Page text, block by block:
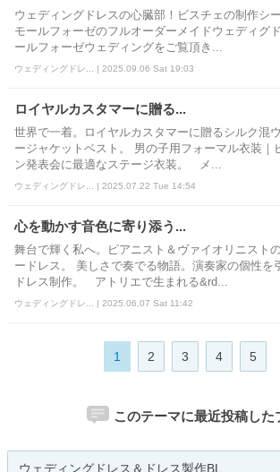
ウェディングドレスの心臓部！ビスチェの制作シ
モールフォーゼのフルオーダーメイドウェディグ
ールフォーゼウェディングをご覧頂き...
ウェディングドレ... | 2025.09.06 Sat 19:03
ロイヤルカスタマーに贈る...
世界で一着。ロイヤルカスタマーに贈るシルク混
ージャケットベスト。 男の子用フォーマル衣装｜
ン発表会に最適なステージ衣装。 メ...
ウェディングドレ... | 2025.07.22 Tue 14:54
心を動かす音色に寄り添う...
舞台で輝く私へ。ピアニスト＆ヴァイオリニスト
ードレス。 美しさで奏でる物語。演奏家の個性を
ドレス制作。 アトリエで生まれる&rd...
ウェディングドレ... | 2025.06.07 Sat 11:42
1 2 3 4 5
このテーマに最近投稿した
ウェディングドレス＆ドレス製作BL...